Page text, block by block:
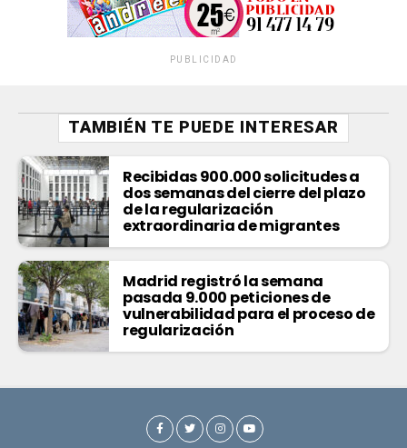
PUBLICIDAD
TAMBIÉN TE PUEDE INTERESAR
Recibidas 900.000 solicitudes a
dos semanas del cierre del plazo
de la regularización
extraordinaria de migrantes
Madrid registró la semana
pasada 9.000 peticiones de
vulnerabilidad para el proceso de
regularización